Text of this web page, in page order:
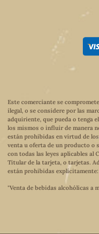
Este comerciante se
ilegal, o se considere por las
adquiriente, que pueda o tenga
los mismos o influir de manera
están prohibidas en virtud de
venta u oferta de un producto o
con todas las leyes aplicables al
Titular de la tarjeta, o tarjetas.
están prohibidas explícitamente:
"Venta de bebidas alcohólicas a